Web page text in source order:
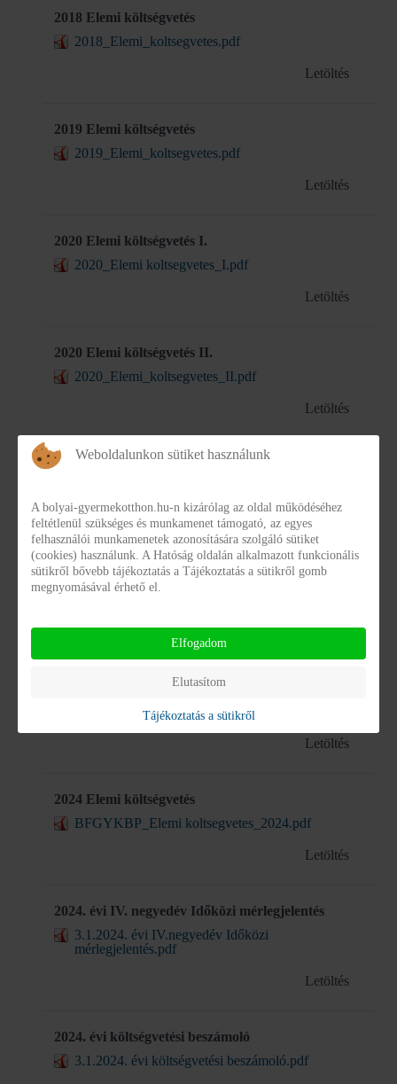
2018 Elemi költségvetés
2018_Elemi_koltsegvetes.pdf
Letöltés
2019 Elemi költségvetés
2019_Elemi_koltsegvetes.pdf
Letöltés
2020 Elemi költségvetés I.
2020_Elemi koltsegvetes_I.pdf
Letöltés
2020 Elemi költségvetés II.
2020_Elemi_koltsegvetes_II.pdf
Letöltés
2021 Elemi költségvetés
Letöltés
2022 Elemi költségvetés
Letöltés
2023 Elemi költségvetés
Bolyai_koltsegvetes_2023.pdf
Letöltés
2024 Elemi költségvetés
BFGYKBP_Elemi koltsegvetes_2024.pdf
Letöltés
2024. évi IV. negyedév Időközi mérlegjelentés
3.1.2024. évi IV.negyedév Időközi
mérlegjelentés.pdf
Letöltés
2024. évi költségvetési beszámoló
3.1.2024. évi költségvetési beszámoló.pdf
Weboldalunkon sütiket használunk
A bolyai-gyermekotthon.hu-n kizárólag az oldal működéséhez
feltétlenül szükséges és munkamenet támogató, az egyes
felhasználói munkamenetek azonosítására szolgáló sütiket
(cookies) használunk. A Hatóság oldalán alkalmazott funkcionális
sütikről bővebb tájékoztatás a Tájékoztatás a sütikről gomb
megnyomásával érhető el.
Elfogadom
Elutasítom
Tájékoztatás a sütikről